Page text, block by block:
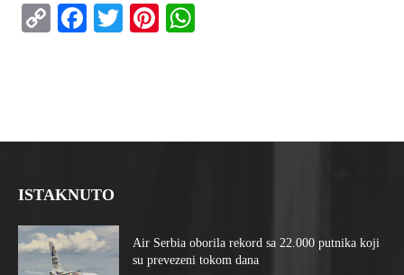
CopyFacebook
TwitterPinterest
ISTAKNUTO
Air Serbia oborila rekord sa 22.000 putnika koji
su prevezeni tokom dana